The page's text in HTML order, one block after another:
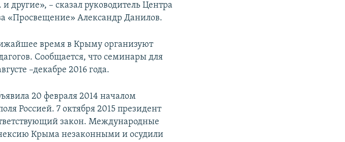
другие», – сказал руководитель Центра
«Просвещение» Александр Данилов.
время в Крыму организуют
Сообщается, что семинары для
–декабре 2016 года.
20 февраля 2014 началом
Россией. 7 октября 2015 президент
закон. Международные
Крыма незаконными и осудили